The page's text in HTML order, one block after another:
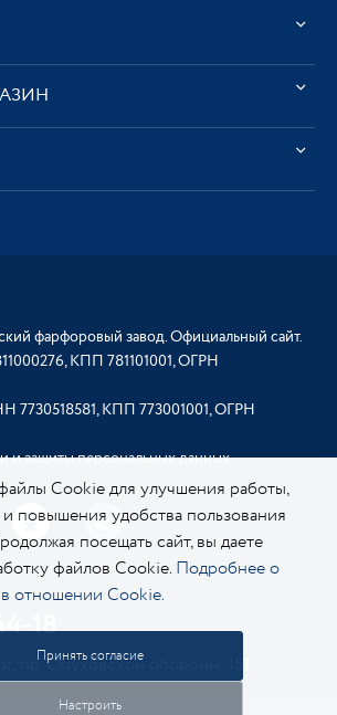
фарфоровый завод. Официальный сайт.
КПП 781101001, ОГРН
КПП 773001001, ОГРН
и защиты персональных данных
18
пр. Обуховской обороны, 151
Cookie для улучшения работы,
повышения удобства пользования
посещать сайт, вы даете
файлов Cookie. Подробнее о
отношении Cookie.
Принять согласие
Настроить